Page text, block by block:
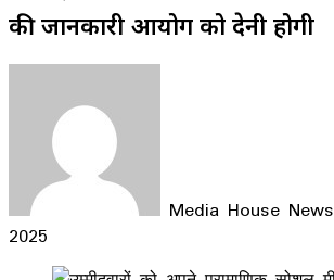
की जानकारी आयोग को देनी होगी
Media House News
2025
Facebook
LinkedIn
WhatsApp
Telegram